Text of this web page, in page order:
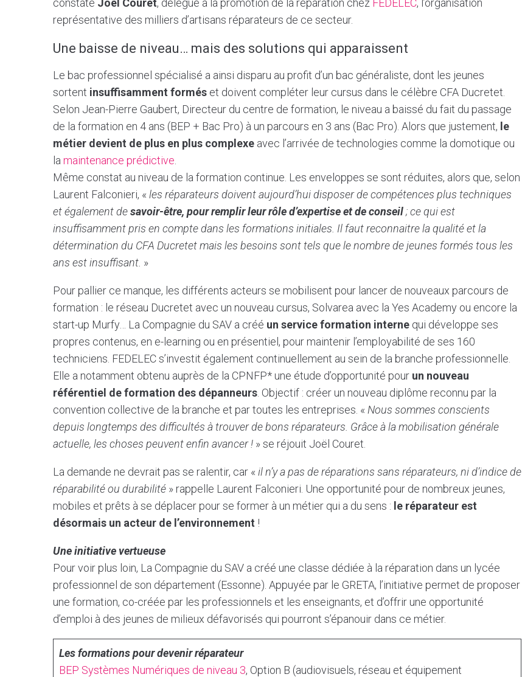
constate Joël Couret, délégué à la promotion de la réparation chez FEDELEC, l’organisation
représentative des milliers d’artisans réparateurs de ce secteur.
Une baisse de niveau… mais des solutions qui apparaissent
Le bac professionnel spécialisé a ainsi disparu au profit d’un bac généraliste, dont les jeunes
sortent insuffisamment formés et doivent compléter leur cursus dans le célèbre CFA Ducretet.
Selon Jean-Pierre Gaubert, Directeur du centre de formation, le niveau a baissé du fait du passage
de la formation en 4 ans (BEP + Bac Pro) à un parcours en 3 ans (Bac Pro). Alors que justement, le
métier devient de plus en plus complexe avec l’arrivée de technologies comme la domotique ou
la maintenance prédictive
Même constat au niveau de la formation continue. Les enveloppes se sont réduites, alors que, selon
Laurent Falconieri, « les réparateurs doivent aujourd’hui disposer de compétences plus techniques
et également desavoir-être, pour remplir leur rôle d’expertise et de conseil; ce qui est
insuffisamment pris en compte dans les formations initiales. Il faut reconnaitre la qualité et la
détermination du CFA Ducretet mais les besoins sont tels que le nombre de jeunes formés tous les
ans est insuffisant. »
Pour pallier ce manque, les différents acteurs se mobilisent pour lancer de nouveaux parcours de
formation : le réseau Ducretet avec un nouveau cursus, Solvarea avec la Yes Academy ou encore la
start-up Murfy… La Compagnie du SAV a créé un service formation interne qui développe ses
propres contenus, en e-learning ou en présentiel, pour maintenir l’employabilité de ses 160
techniciens. FEDELEC s’investit également continuellement au sein de la branche professionnelle.
Elle a notamment obtenu auprès de la CPNFP* une étude d’opportunité pour un nouveau
référentiel de formation des dépanneurs . Objectif : créer un nouveau diplôme reconnu par la
convention collective de la branche et par toutes les entreprises. « Nous sommes conscients
depuis longtemps des difficultés à trouver de bons réparateurs. Grâce à la mobilisation générale
actuelle, les choses peuvent enfin avancer ! » se réjouit Joël Couret.
La demande ne devrait pas se ralentir, car « il n’y a pas de réparations sans réparateurs, ni d’indice de
réparabilité ou durabilité » rappelle Laurent Falconieri. Une opportunité pour de nombreux jeunes,
mobiles et prêts à se déplacer pour se former à un métier qui a du sens : le réparateur est
désormais un acteur de l’environnement !
Une initiative vertueuse
Pour voir plus loin, La Compagnie du SAV a créé une classe dédiée à la réparation dans un lycée
professionnel de son département (Essonne). Appuyée par le GRETA, l’initiative permet de proposer
une formation, co-créée par les professionnels et les enseignants, et d’offrir une opportunité
d’emploi à des jeunes de milieux défavorisés qui pourront s’épanouir dans ce métier.
Les formations pour devenir réparateur
BEP Systèmes Numériques de niveau 3, Option B (audiovisuels, réseau et équipement